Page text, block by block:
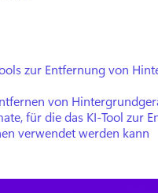
zur Entfernung von
von
für die das KI-Tool zur
verwendet werden kann